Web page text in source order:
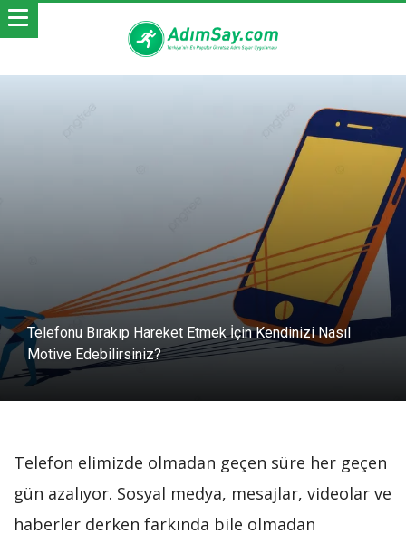
Telefonu Bırakıp Hareket Etmek İçin Kendinizi Nasıl
Motive Edebilirsiniz?
Telefon elimizde olmadan geçen süre her geçen
gün azalıyor. Sosyal medya, mesajlar, videolar ve
haberler derken farkında bile olmadan